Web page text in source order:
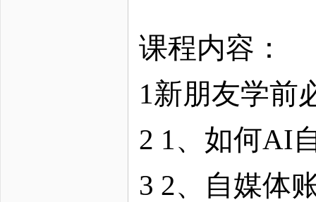
课程内容：
1新朋友学前
2 1、如何AI
3 2、自媒体